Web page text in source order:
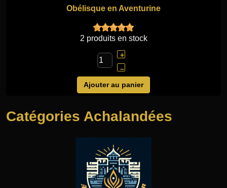
Obélisque en Aventurine
2 produits en stock
+
–
Ajouter au panier
Catégories Achalandées